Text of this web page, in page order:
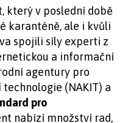
který v poslední době
karanténě, ale i kvůli
spojili síly experti z
a informační
agentury pro
(NAKIT) a
pro
nabízí množství rad,